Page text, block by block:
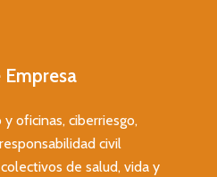
Empresa
oficinas, ciberriesgo,
civil
de salud, vida y